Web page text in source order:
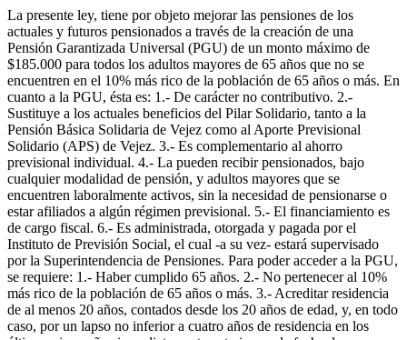
La presente ley, tiene por objeto mejorar las pensiones de los
actuales y futuros pensionados a través de la creación de una
Pensión Garantizada Universal (PGU) de un monto máximo de
$185.000 para todos los adultos mayores de 65 años que no se
encuentren en el 10% más rico de la población de 65 años o más. En
cuanto a la PGU, ésta es: 1.- De carácter no contributivo. 2.-
Sustituye a los actuales beneficios del Pilar Solidario, tanto a la
Pensión Básica Solidaria de Vejez como al Aporte Previsional
Solidario (APS) de Vejez. 3.- Es complementario al ahorro
previsional individual. 4.- La pueden recibir pensionados, bajo
cualquier modalidad de pensión, y adultos mayores que se
encuentren laboralmente activos, sin la necesidad de pensionarse o
estar afiliados a algún régimen previsional. 5.- El financiamiento es
de cargo fiscal. 6.- Es administrada, otorgada y pagada por el
Instituto de Previsión Social, el cual -a su vez- estará supervisado
por la Superintendencia de Pensiones. Para poder acceder a la PGU,
se requiere: 1.- Haber cumplido 65 años. 2.- No pertenecer al 10%
más rico de la población de 65 años o más. 3.- Acreditar residencia
de al menos 20 años, contados desde los 20 años de edad, y, en todo
caso, por un lapso no inferior a cuatro años de residencia en los